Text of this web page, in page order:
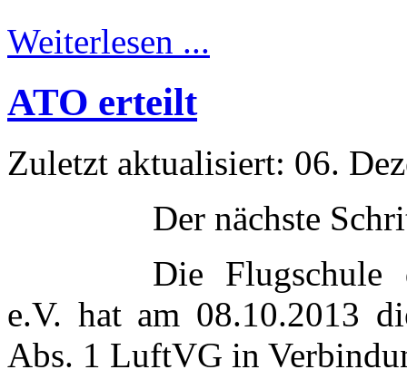
Weiterlesen ...
ATO erteilt
Zuletzt aktualisiert: 06.
Der nächste
Die Flugschule
e.V. hat am 08.10.2013
Abs. 1 LuftVG in